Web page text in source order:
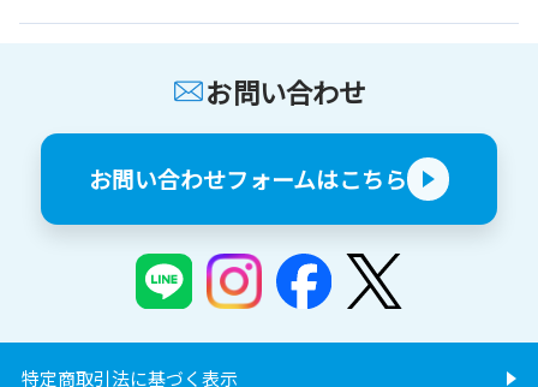
お問い合わせ
お問い合わせフォームはこちら
特定商取引法に基づく表示